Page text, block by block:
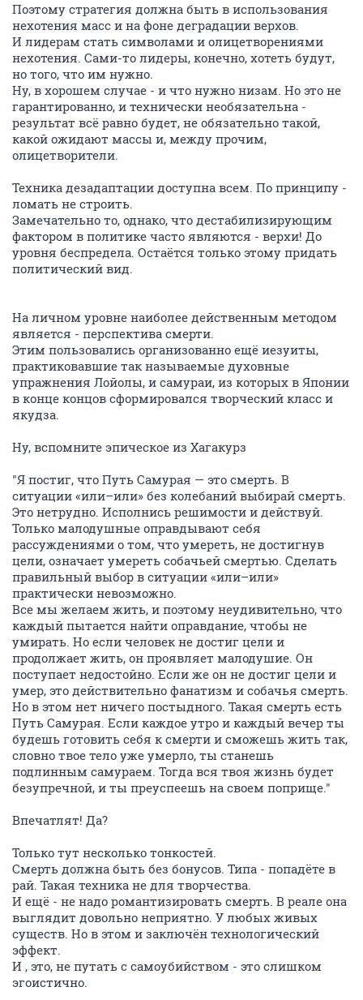
Поэтому стратегия должна быть в использования
нехотения масс и на фоне деградации верхов.
И лидерам стать символами и олицетворениями
нехотения. Сами-то лидеры, конечно, хотеть будут,
но того, что им нужно.
Ну, в хорошем случае - и что нужно низам. Но это не
гарантированно, и технически необязательна -
результат всё равно будет, не обязательно такой,
какой ожидают массы и, между прочим,
олицетворители.
Техника дезадаптации доступна всем. По принципу -
ломать не строить.
Замечательно то, однако, что дестабилизирующим
фактором в политике часто являются - верхи! До
уровня беспредела. Остаётся только этому придать
политический вид.
На личном уровне наиболее действенным методом
является - перспектива смерти.
Этим пользовались организованно ещё иезуиты,
практиковавшие так называемые духовные
упражнения Лойолы, и самураи, из которых в Японии
в конце концов сформировался творческий класс и
якудза.
Ну, вспомните эпическое из Хагакурз
"Я постиг, что Путь Самурая — это смерть. В
ситуации «или–или» без колебаний выбирай смерть.
Это нетрудно. Исполнись решимости и действуй.
Только малодушные оправдывают себя
рассуждениями о том, что умереть, не достигнув
цели, означает умереть собачьей смертью. Сделать
правильный выбор в ситуации «или–или»
практически невозможно.
Все мы желаем жить, и поэтому неудивительно, что
каждый пытается найти оправдание, чтобы не
умирать. Но если человек не достиг цели и
продолжает жить, он проявляет малодушие. Он
поступает недостойно. Если же он не достиг цели и
умер, это действительно фанатизм и собачья смерть.
Но в этом нет ничего постыдного. Такая смерть есть
Путь Самурая. Если каждое утро и каждый вечер ты
будешь готовить себя к смерти и сможешь жить так,
словно твое тело уже умерло, ты станешь
подлинным самураем. Тогда вся твоя жизнь будет
безупречной, и ты преуспеешь на своем поприще."
Впечатлят! Да?
Только тут несколько тонкостей.
Смерть должна быть без бонусов. Типа - попадёте в
рай. Такая техника не для творчества.
И ещё - не надо романтизировать смерть. В реале она
выглядит довольно неприятно. У любых живых
существ. Но в этом и заключён технологический
эффект.
И , это, не путать с самоубийством - это слишком
эгоистично.